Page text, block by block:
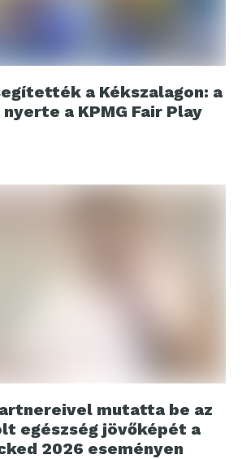
a Kékszalagon: a
a KPMG Fair Play
mutatta be az
egészség jövőképét a
2026 eseményen